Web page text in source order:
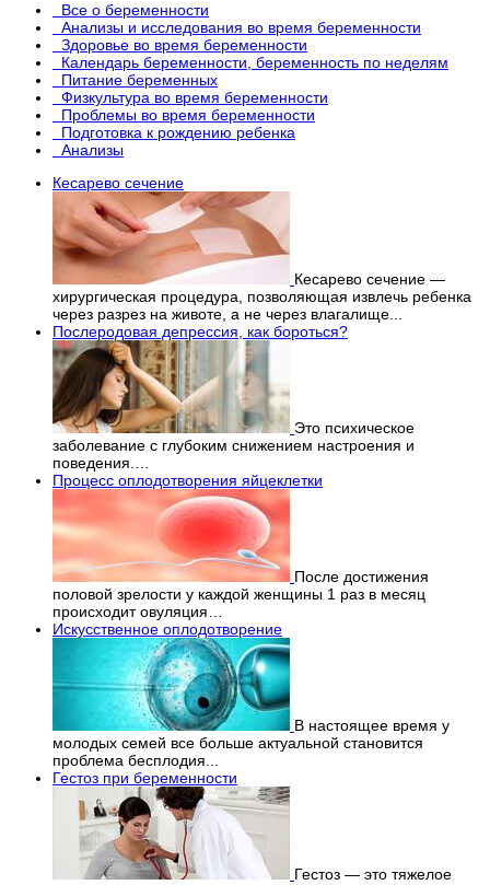
Все о беременности
Анализы и исследования во время беременности
Здоровье во время беременности
Календарь беременности, беременность по неделям
Питание беременных
Физкультура во время беременности
Проблемы во время беременности
Подготовка к рождению ребенка
Анализы
Кесарево сечение
Кесарево сечение —
хирургическая процедура, позволяющая извлечь ребенка
через разрез на животе, а не через влагалище...
Послеродовая депрессия, как бороться?
Это психическое
заболевание с глубоким снижением настроения и
поведения.…
Процесс оплодотворения яйцеклетки
После достижения
половой зрелости у каждой женщины 1 раз в месяц
происходит овуляция…
Искусственное оплодотворение
В настоящее время у
молодых семей все больше актуальной становится
проблема бесплодия...
Гестоз при беременности
Гестоз — это тяжелое